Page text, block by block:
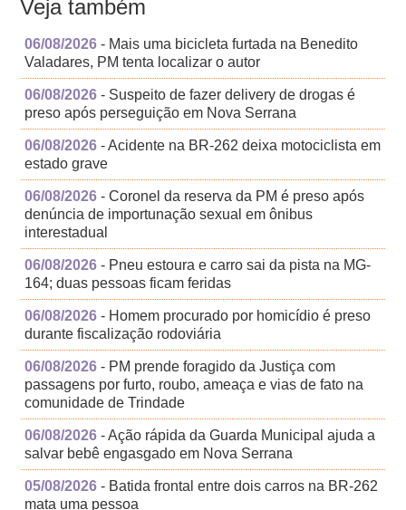
Veja também
06/08/2026 - Mais uma bicicleta furtada na Benedito
Valadares, PM tenta localizar o autor
06/08/2026 - Suspeito de fazer delivery de drogas é
preso após perseguição em Nova Serrana
06/08/2026 - Acidente na BR-262 deixa motociclista em
estado grave
06/08/2026 - Coronel da reserva da PM é preso após
denúncia de importunação sexual em ônibus
interestadual
06/08/2026 - Pneu estoura e carro sai da pista na MG-
164; duas pessoas ficam feridas
06/08/2026 - Homem procurado por homicídio é preso
durante fiscalização rodoviária
06/08/2026 - PM prende foragido da Justiça com
passagens por furto, roubo, ameaça e vias de fato na
comunidade de Trindade
06/08/2026 - Ação rápida da Guarda Municipal ajuda a
salvar bebê engasgado em Nova Serrana
05/08/2026 - Batida frontal entre dois carros na BR-262
mata uma pessoa